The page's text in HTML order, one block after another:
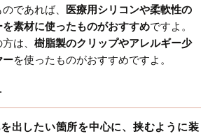
であれば、
医療用シリコンや柔軟性の
素材に使ったものがおすすめですよ。
は、 樹脂製のクリップやアレルギー少
ーを使ったものがおすすめですよ。
出したい箇所を中心に、挟むように装